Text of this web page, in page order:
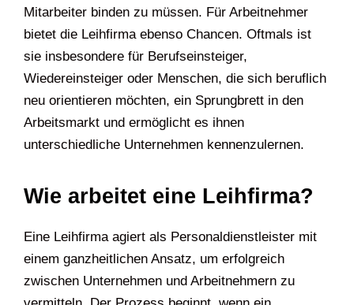
Mitarbeiter binden zu müssen. Für Arbeitnehmer
bietet die Leihfirma ebenso Chancen. Oftmals ist
sie insbesondere für Berufseinsteiger,
Wiedereinsteiger oder Menschen, die sich beruflich
neu orientieren möchten, ein Sprungbrett in den
Arbeitsmarkt und ermöglicht es ihnen
unterschiedliche Unternehmen kennenzulernen.
Wie arbeitet eine Leihfirma?
Eine Leihfirma agiert als Personaldienstleister mit
einem ganzheitlichen Ansatz, um erfolgreich
zwischen Unternehmen und Arbeitnehmern zu